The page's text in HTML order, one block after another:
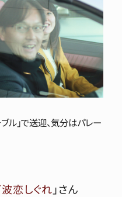
ル」で送迎、気分はパレー
恋しぐれ 」さん